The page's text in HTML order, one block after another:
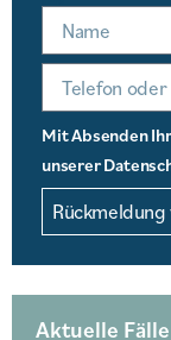
Mit Absenden
unserer
Aktuelle Fälle